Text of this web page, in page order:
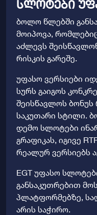
სლოტები
ბოლო წლებში
მოიპოვა,
აძლევს
რისკის გარეშე.
უფასო ვერსიები
სურს გაიგოს
შეისწავლოს ბონუს
საკუთარი სტილი.
დემო სლოტები
გრაფიკას, იგივე
რეალურ ვერსიებს
EGT უფასო
განსაკუთრებით
პლატფორმებზე,
არის საჭირო.